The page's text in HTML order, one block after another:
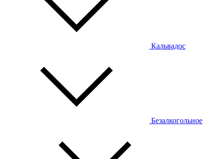
Кальвадос
Безалкогольное